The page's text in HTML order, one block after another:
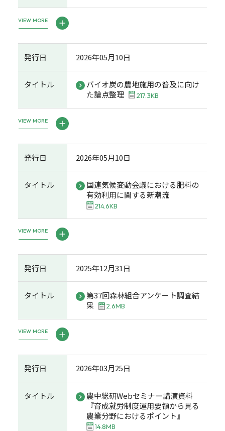
VIEW MORE
発行日 2026年05月10日
タイトル
バイオ炭の農地施用の普及に向け
た論点整理
217.3KB
VIEW MORE
発行日 2026年05月10日
タイトル
国連気候変動会議における肥料の
有効利用に関する新潮流
214.6KB
VIEW MORE
発行日 2025年12月31日
タイトル
第37回森林組合アンケート調査結
果
2.6MB
VIEW MORE
発行日 2026年03月25日
タイトル
農中総研Webセミナー講演資料
『育成就労制度運用要領から見る
農業分野におけるポイント』
14.8MB